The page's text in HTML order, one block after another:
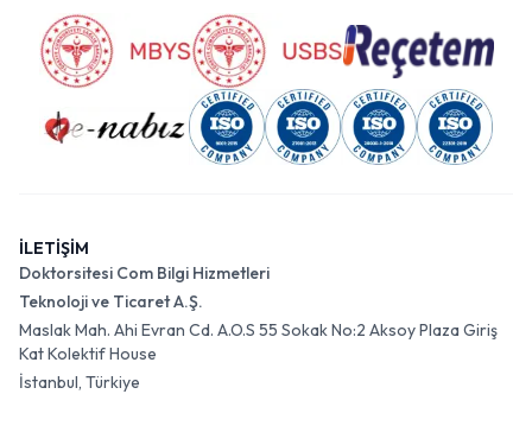
İLETİŞİM
Doktorsitesi Com Bilgi Hizmetleri
Teknoloji ve Ticaret A.Ş.
Maslak Mah. Ahi Evran Cd. A.O.S 55 Sokak No:2 Aksoy Plaza Giriş
Kat Kolektif House
İstanbul, Türkiye